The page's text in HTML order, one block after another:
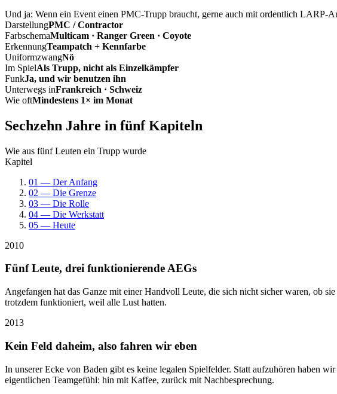
Und ja: Wenn ein Event einen PMC-Trupp braucht, gerne auch mit ordentlich LARP-
DarstellungPMC / Contractor
FarbschemaMulticam · Ranger Green · Coyote
ErkennungTeampatch + Kennfarbe
UniformzwangNö
Im SpielAls Trupp, nicht als Einzelkämpfer
FunkJa, und wir benutzen ihn
Unterwegs inFrankreich · Schweiz
Wie oftMindestens 1× im Monat
Sechzehn Jahre in fünf Kapiteln
Wie aus fünf Leuten ein Trupp wurde
Kapitel
01 — Der Anfang
02 — Die Grenze
03 — Die Rolle
04 — Die Werkstatt
05 — Heute
2010
Fünf Leute, drei funktionierende AEGs
Angefangen hat das Ganze mit einer Handvoll Leute, die sich nicht sicher waren, ob
trotzdem funktioniert, weil alle Lust hatten.
2013
Kein Feld daheim, also fahren wir eben
In unserer Ecke von Baden gibt es keine legalen Spielfelder. Statt aufzuhören haben
eigentlichen Teamgefühl: hin mit Kaffee, zurück mit Nachbesprechung.